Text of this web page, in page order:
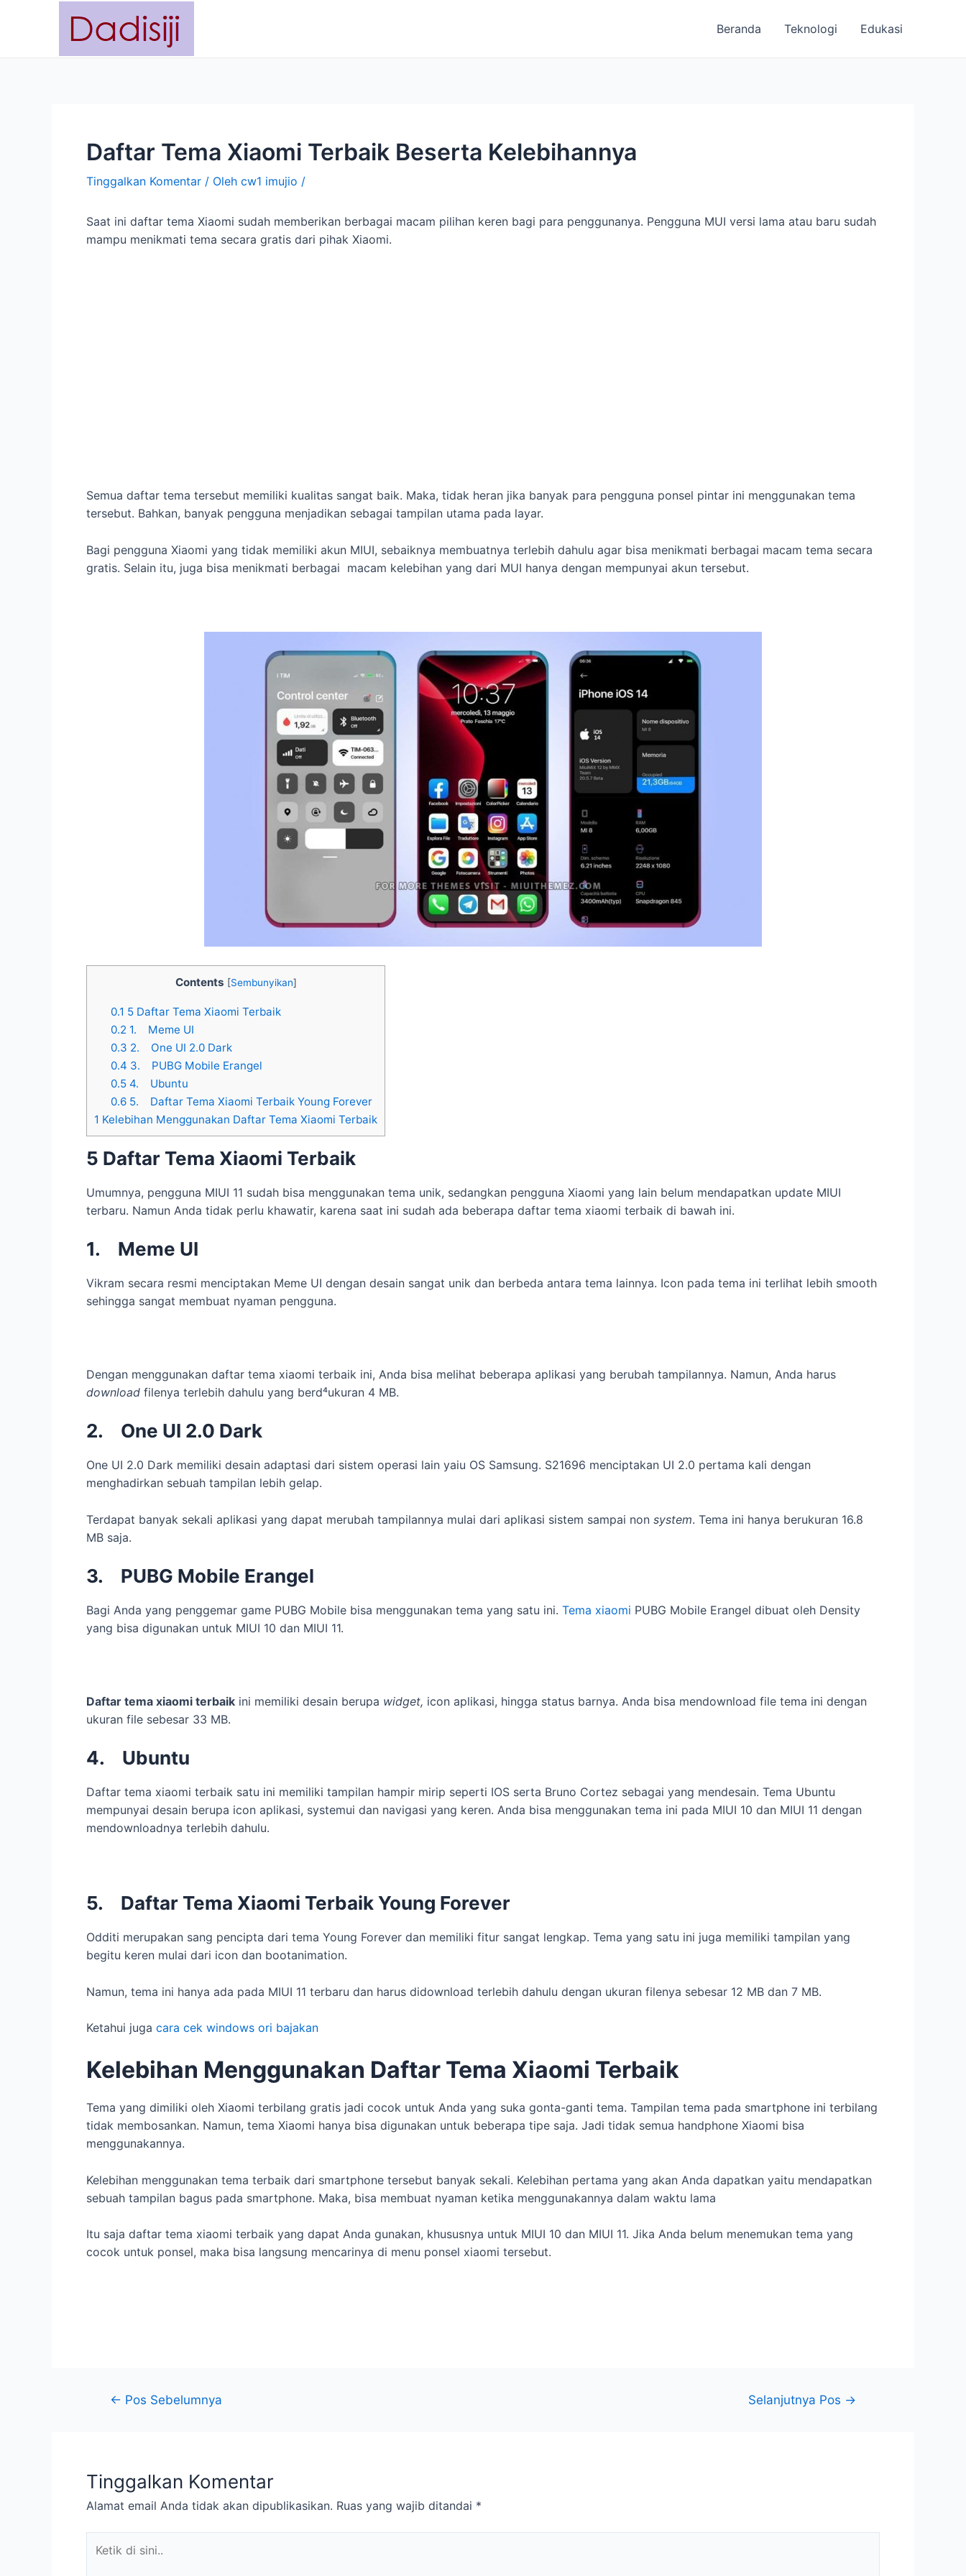
Beranda Teknologi Edukasi
Daftar Tema Xiaomi Terbaik Beserta Kelebihannya
Tinggalkan Komentar / Oleh cw1 imujio /
Saat ini daftar tema Xiaomi sudah memberikan berbagai macam pilihan keren bagi para penggunanya. Pengguna MUI versi lama atau baru sudah
mampu menikmati tema secara gratis dari pihak Xiaomi.
Semua daftar tema tersebut memiliki kualitas sangat baik. Maka, tidak heran jika banyak para pengguna ponsel pintar ini menggunakan tema
tersebut. Bahkan, banyak pengguna menjadikan sebagai tampilan utama pada layar.
Bagi pengguna Xiaomi yang tidak memiliki akun MIUI, sebaiknya membuatnya terlebih dahulu agar bisa menikmati berbagai macam tema secara
gratis. Selain itu, juga bisa menikmati berbagai macam kelebihan yang dari MUI hanya dengan mempunyai akun tersebut.
Contents [Sembunyikan]
0.1 5 Daftar Tema Xiaomi Terbaik
0.2 1. Meme UI
0.3 2. One UI 2.0 Dark
0.4 3. PUBG Mobile Erangel
0.54. Ubuntu
0.65. Daftar Tema Xiaomi Terbaik Young Forever
1 Kelebihan Menggunakan Daftar Tema Xiaomi Terbaik
5 Daftar Tema Xiaomi Terbaik
Umumnya, pengguna MIUI 11 sudah bisa menggunakan tema unik, sedangkan pengguna Xiaomi yang lain belum mendapatkan update MIUI
terbaru. Namun Anda tidak perlu khawatir, karena saat ini sudah ada beberapa daftar tema xiaomi terbaik di bawah ini.
1. Meme UI
Vikram secara resmi menciptakan Meme UI dengan desain sangat unik dan berbeda antara tema lainnya. Icon pada tema ini terlihat lebih smooth
sehingga sangat membuat nyaman pengguna.
Dengan menggunakan daftar tema xiaomi terbaik ini, Anda bisa melihat beberapa aplikasi yang berubah tampilannya. Namun, Anda harus
download filenya terlebih dahulu yang berd⁴ukuran 4 MB.
2. One UI 2.0 Dark
One UI 2.0 Dark memiliki desain adaptasi dari sistem operasi lain yaiu OS Samsung. S21696 menciptakan UI 2.0 pertama kali dengan
menghadirkan sebuah tampilan lebih gelap.
Terdapat banyak sekali aplikasi yang dapat merubah tampilannya mulai dari aplikasi sistem sampai non system. Tema ini hanya berukuran 16.8
MB saja.
3. PUBG Mobile Erangel
Bagi Anda yang penggemar game PUBG Mobile bisa menggunakan tema yang satu ini. Tema xiaomi PUBG Mobile Erangel dibuat oleh Density
yang bisa digunakan untuk MIUI 10 dan MIUI 11.
Daftar tema xiaomi terbaik ini memiliki desain berupa widget, icon aplikasi, hingga status barnya. Anda bisa mendownload file tema ini dengan
ukuran file sebesar 33 MB.
4. Ubuntu
Daftar tema xiaomi terbaik satu ini memiliki tampilan hampir mirip seperti IOS serta Bruno Cortez sebagai yang mendesain. Tema Ubuntu
mempunyai desain berupa icon aplikasi, systemui dan navigasi yang keren. Anda bisa menggunakan tema ini pada MIUI 10 dan MIUI 11 dengan
mendownloadnya terlebih dahulu.
5. Daftar Tema Xiaomi TerbaikYoung Forever
Odditi merupakan sang pencipta dari tema Young Forever dan memiliki fitur sangat lengkap. Tema yang satu ini juga memiliki tampilan yang
begitu keren mulai dari icon dan bootanimation.
Namun, tema ini hanya ada pada MIUI 11 terbaru dan harus didownload terlebih dahulu dengan ukuran filenya sebesar 12 MB dan 7 MB.
Ketahui juga cara cek windows ori bajakan
Kelebihan Menggunakan Daftar Tema Xiaomi Terbaik
Tema yang dimiliki oleh Xiaomi terbilang gratis jadi cocok untuk Anda yang suka gonta-ganti tema. Tampilan tema pada smartphone ini terbilang
tidak membosankan. Namun, tema Xiaomi hanya bisa digunakan untuk beberapa tipe saja. Jadi tidak semua handphone Xiaomi bisa
menggunakannya.
Kelebihan menggunakan tema terbaik dari smartphone tersebut banyak sekali. Kelebihan pertama yang akan Anda dapatkan yaitu mendapatkan
sebuah tampilan bagus pada smartphone. Maka, bisa membuat nyaman ketika menggunakannya dalam waktu lama
Itu saja daftar tema xiaomi terbaik yang dapat Anda gunakan, khususnya untuk MIUI 10 dan MIUI 11. Jika Anda belum menemukan tema yang
cocok untuk ponsel, maka bisa langsung mencarinya di menu ponsel xiaomi tersebut.
pos
← Pos Sebelumnya Selanjutnya Pos →
Tinggalkan Komentar
Alamat email Anda tidak akan dipublikasikan. Ruas yang wajib ditandai *